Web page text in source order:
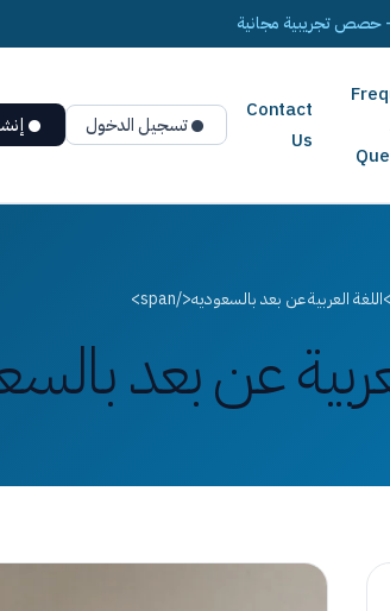
- حصص تجريبية مجانية
Contact
Us
تسجيل الدخول
عن بعد